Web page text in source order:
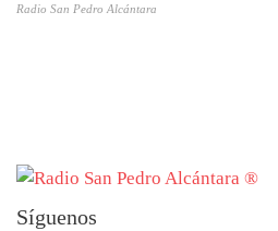
Radio San Pedro Alcántara
Síguenos